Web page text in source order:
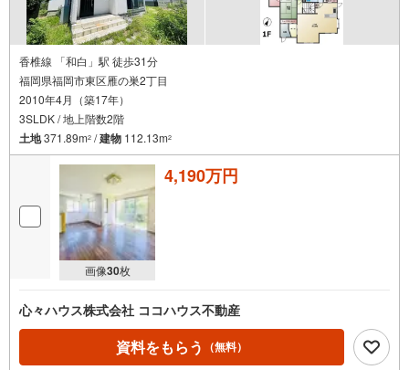
香椎線 「和白」駅 徒歩31分
福岡県福岡市東区雁の巣2丁目
2010年4月（築17年）
3SLDK / 地上階数2階
土地371.89m2 /建物 112.13m2
画像30枚
4,190万円
心々ハウス株式会社 ココハウス不動産
資料をもらう （無料）